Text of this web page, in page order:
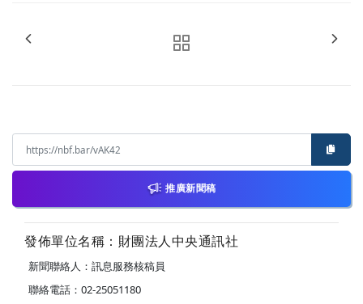
推廣新聞稿
發佈單位名稱：財團法人中央通訊社
新聞聯絡人：訊息服務核稿員
聯絡電話：02-25051180